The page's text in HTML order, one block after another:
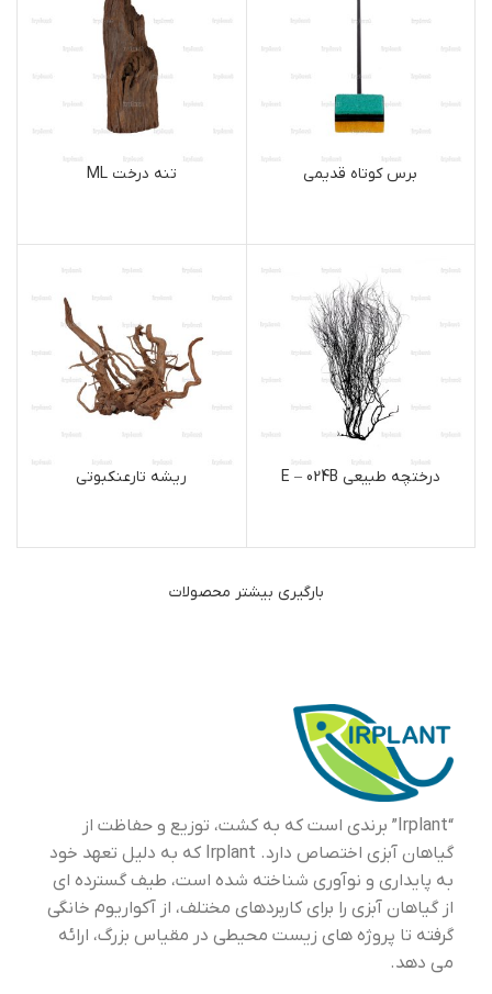
برس کوتاه قدیمی تنه درخت ML
درختچه طبیعی E – 024B ریشه تارعنکبوتی
بارگیری بیشتر محصولات
“Irplant” برندی است که به کشت، توزیع و حفاظت از
گیاهان آبزی اختصاص دارد. Irplant که به دلیل تعهد خود
به پایداری و نوآوری شناخته شده است، طیف گسترده ای
از گیاهان آبزی را برای کاربردهای مختلف، از آکواریوم خانگی
گرفته تا پروژه های زیست محیطی در مقیاس بزرگ، ارائه
می دهد.